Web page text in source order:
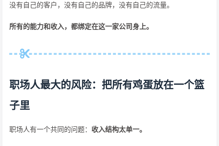
没有自己的客户，没有自己的品牌，没有自己的流量。
所有的能力和收入，都绑定在这一家公司身上。
职场人最大的风险：把所有鸡蛋放在一个篮
子里
职场人有一个共同的问题： 收入结构太单一。